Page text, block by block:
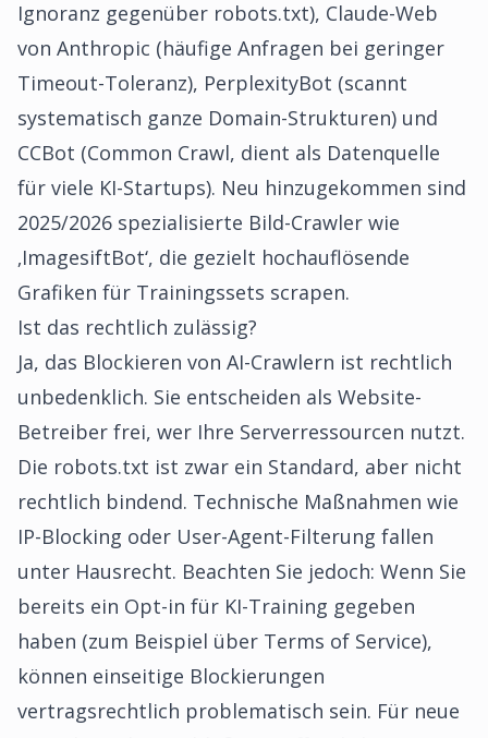
Ignoranz gegenüber robots.txt), Claude-Web
von Anthropic (häufige Anfragen bei geringer
Timeout-Toleranz), PerplexityBot (scannt
systematisch ganze Domain-Strukturen) und
CCBot (Common Crawl, dient als Datenquelle
für viele KI-Startups). Neu hinzugekommen sind
2025/2026 spezialisierte Bild-Crawler wie
‚ImagesiftBot‘, die gezielt hochauflösende
Grafiken für Trainingssets scrapen.
Ist das rechtlich zulässig?
Ja, das Blockieren von AI-Crawlern ist rechtlich
unbedenklich. Sie entscheiden als Website-
Betreiber frei, wer Ihre Serverressourcen nutzt.
Die robots.txt ist zwar ein Standard, aber nicht
rechtlich bindend. Technische Maßnahmen wie
IP-Blocking oder User-Agent-Filterung fallen
unter Hausrecht. Beachten Sie jedoch: Wenn Sie
bereits ein Opt-in für KI-Training gegeben
haben (zum Beispiel über Terms of Service),
können einseitige Blockierungen
vertragsrechtlich problematisch sein. Für neue